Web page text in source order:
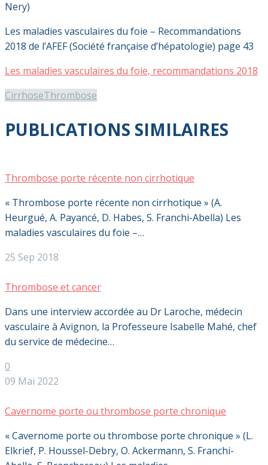
Nery)
Les maladies vasculaires du foie – Recommandations
2018 de l’AFEF (Société française d’hépatologie) page 43
Les maladies vasculaires du foie, recommandations 2018
CirrhoseThrombose
PUBLICATIONS SIMILAIRES
Thrombose porte récente non cirrhotique
« Thrombose porte récente non cirrhotique » (A.
Heurgué, A. Payancé, D. Habes, S. Franchi-Abella) Les
maladies vasculaires du foie –…
25 Sep 2018
Thrombose et cancer
Dans une interview accordée au Dr Laroche, médecin
vasculaire à Avignon, la Professeure Isabelle Mahé, chef
du service de médecine…
0
09 Mai 2022
Cavernome porte ou thrombose porte chronique
« Cavernome porte ou thrombose porte chronique » (L.
Elkrief, P. Houssel-Debry, O. Ackermann, S. Franchi-